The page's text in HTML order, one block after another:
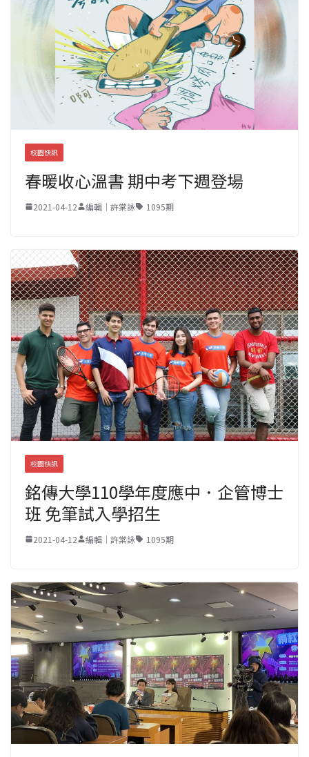
校園快訊
春暖收心溫書 期中考下週登場
2021-04-12 編輯｜許棠詠 1095期
校園快訊
銘傳大學110學年度應中．企管博士
班 免筆試入學招生
2021-04-12 編輯｜許棠詠 1095期